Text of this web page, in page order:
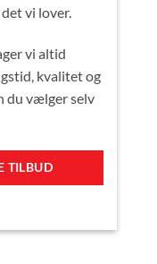
vi lover.
vi altid
kvalitet og
du vælger selv
TILBUD